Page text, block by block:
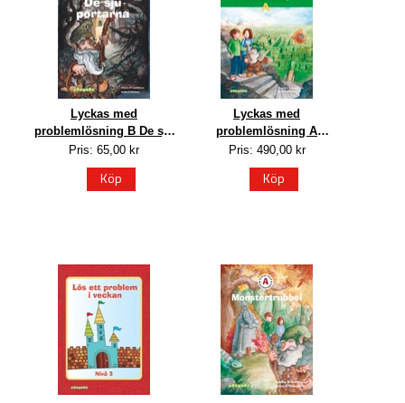
Lyckas med
problemlösning B De sju
portarna
Pris: 65,00 kr
Köp
Lyckas med
problemlösning A
Lärarstöd för
Pris: 490,00 kr
Köp